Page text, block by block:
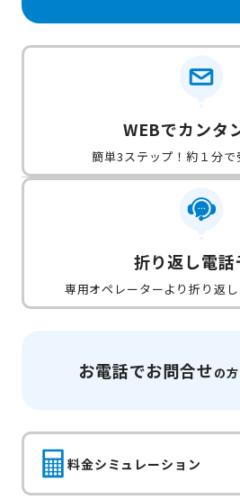
WEBでカンタ
簡単3ステップ！約１分で
折り返し電話
専用オペレーターより折り返
お電話でお問合せの
料金シミュレーション